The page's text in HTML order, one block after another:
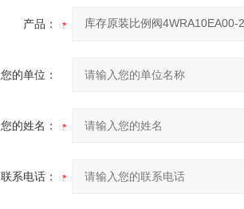
产品：
您的单位：
您的姓名：
联系电话：